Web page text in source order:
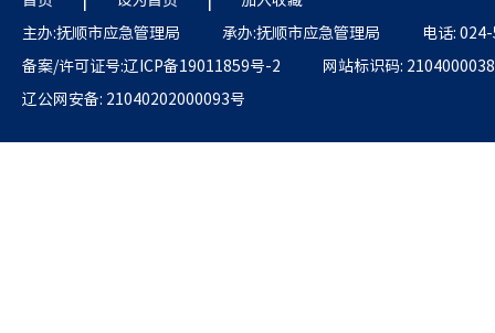
主办:抚顺市应急管理局
承办:抚顺市应急管理局
电话:
备案/许可证号:辽ICP备19011859号-2
网站标识码: 2104000038
辽公网安备: 21040202000093号